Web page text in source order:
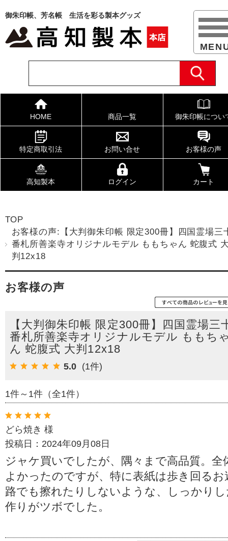
御朱印帳、芳名帳 生活を彩る製本グッズ
HOME 商品一覧 御朱印帳につい
特定商取引法 お問い合せ お客様の声
高知製本 ログイン カート
TOP
お客様の声:【大判御朱印帳 限定300冊】四国霊場三
番札所善楽寺オリジナルモデル ももちゃん 蛇腹式
判12x18
お客様の声
【大判御朱印帳 限定300冊】四国霊場三
番札所善楽寺オリジナルモデル ももち
ん 蛇腹式 大判12x18
5.0 (1件)
1件～1件（全1件）
どら焼き 様
投稿日：2024年09月08日
ジャケ買いでしたが、隅々まで高品質。全
よかったのですが、特に表紙は歩き回るお
路でも擦れたりしないような、しっかり
作りがツボでした。